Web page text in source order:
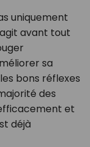
uniquement
avant tout
sa
bons réflexes
des
et
déjà